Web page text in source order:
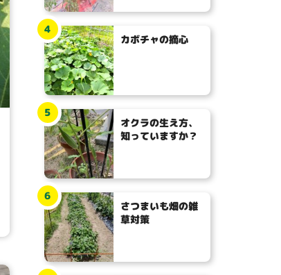
カボチャの摘心
4
オクラの生え方、
知っていますか？
5
さつまいも畑の雑
草対策
6